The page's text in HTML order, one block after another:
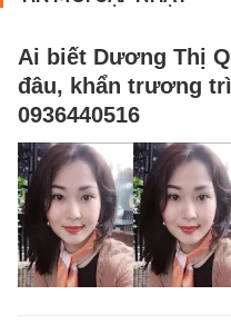
Ai biết Dương Thị
đâu, khẩn trương
0936440516